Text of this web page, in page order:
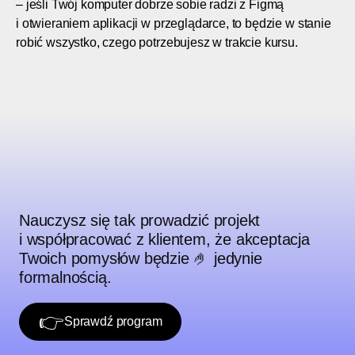
– jeśli Twój komputer dobrze sobie radzi z Figmą
i otwieraniem aplikacji w przeglądarce, to będzie w stanie
robić wszystko, czego potrzebujesz w trakcie kursu.
Nauczysz się tak prowadzić projekt
i współpracować z klientem, że akceptacja
Twoich pomysłów będzie 🤌 jedynie
formalnością.
👉Sprawdź program